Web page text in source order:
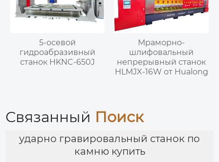
5-осевой
гидроабразивный
станок HKNC-650J
Мраморно-
шлифовальный
непрерывный станок
HLMJX-16W от Hualong
Связанный Поиск
ударно гравировальный станок по
камню купить